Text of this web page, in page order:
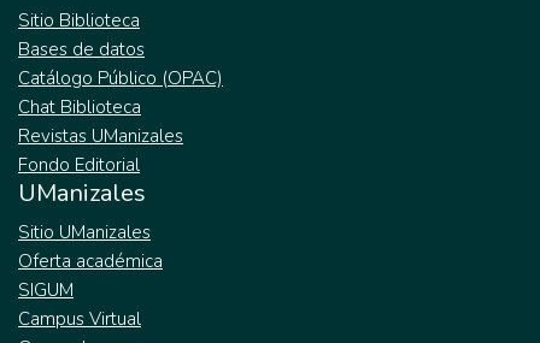
Sitio Biblioteca
Bases de datos
Catálogo Público (OPAC)
Chat Biblioteca
Revistas UManizales
Fondo Editorial
UManizales
Sitio UManizales
Oferta académica
SIGUM
Campus Virtual